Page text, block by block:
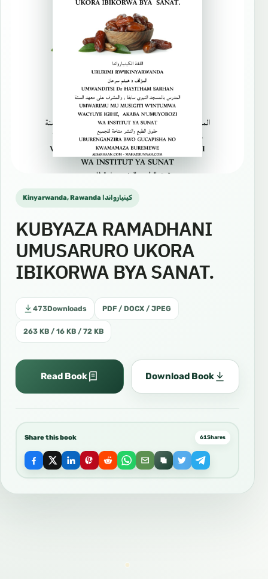
Kinyarwanda, Rawanda كينيارواندا
KUBYAZA RAMADHANI
UMUSARURO UKORA
IBIKORWA BYA SANAT.
473Downloads PDF / DOCX / JPEG
263 KB / 16 KB / 72 KB
Read Book Download Book
Share this book 61Shares